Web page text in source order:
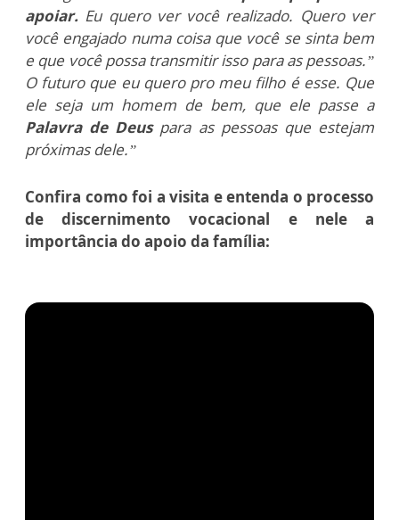
apoiar. Eu quero ver você realizado. Quero ver
você engajado numa coisa que você se sinta bem
e que você possa transmitir isso para as pessoas.”
O futuro que eu quero pro meu filho é esse. Que
ele seja um homem de bem, que ele passe a
Palavra de Deus para as pessoas que estejam
próximas dele.”
Confira como foi a visita e entenda o processo
de discernimento vocacional e nele a
importância do apoio da família: